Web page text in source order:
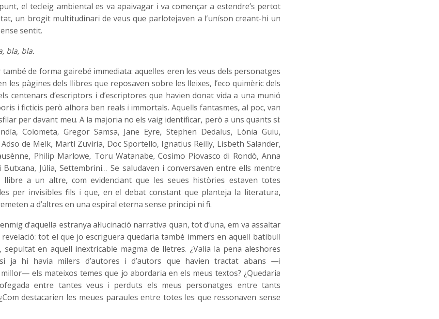
el tecleig ambiental es va apaivagar i va començar a estendre’s pertot
un brogit multitudinari de veus que parlotejaven a l’uníson creant-hi un
sentit.
bla, bla.
també de forma gairebé immediata: aquelles eren les veus dels personatges
les pàgines dels llibres que reposaven sobre les lleixes, l’eco quimèric dels
centenars d’escriptors i d’escriptores que havien donat vida a una munió
i ficticis però alhora ben reals i immortals. Aquells fantasmes, al poc, van
per davant meu. A la majoria no els vaig identificar, però a uns quants sí:
Colometa, Gregor Samsa, Jane Eyre, Stephen Dedalus, Lònia Guiu,
de Melk, Martí Zuviria, Doc Sportello, Ignatius Reilly, Lisbeth Salander,
Philip Marlowe, Toru Watanabe, Cosimo Piovasco di Rondò, Anna
Butxana, Júlia, Settembrini… Se saludaven i conversaven entre ells mentre
llibre a un altre, com evidenciant que les seues històries estaven totes
per invisibles fils i que, en el debat constant que planteja la literatura,
a d’altres en una espiral eterna sense principi ni fi.
d’aquella estranya al·lucinació narrativa quan, tot d’una, em va assaltar
tot el que jo escriguera quedaria també immers en aquell batibull
sepultat en aquell inextricable magma de lletres. ¿Valia la pena aleshores
ja hi havia milers d’autores i d’autors que havien tractat abans —i
els mateixos temes que jo abordaria en els meus textos? ¿Quedaria
entre tantes veus i perduts els meus personatges entre tants
destacarien les meues paraules entre totes les que ressonaven sense